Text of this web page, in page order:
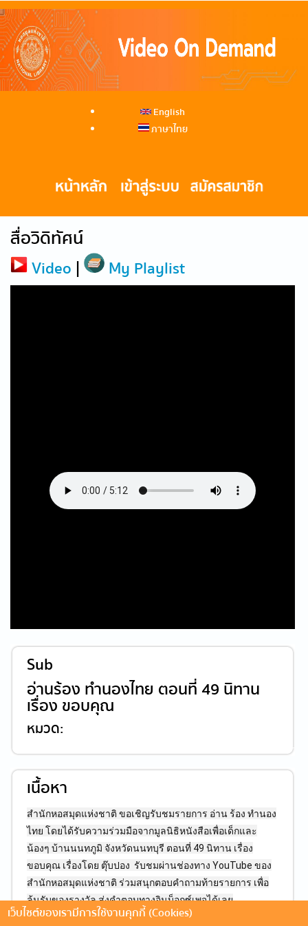
English
ภาษาไทย
สื่อวิดิทัศน์
Video | My Playlist
Sub
อ่านร้อง ทำนองไทย ตอนที่ 49 นิทาน
เรื่อง ขอบคุณ
หมวด:
เนื้อหา
สำนักหอสมุดแห่งชาติ ขอเชิญรับชมรายการ อ่าน ร้อง ทำนอง
ไทย โดยได้รับความร่วมมือจากมูลนิธิหนังสือเพื่อเด็กและ
น้องๆ บ้านนนทภูมิ จังหวัดนนทบุรี ตอนที่ 49 นิทาน เรื่อง
ขอบคุณ เรื่องโดย ตุ๊บปอง รับชมผ่านช่องทาง YouTube ของ
สำนักหอสมุดแห่งชาติ ร่วมสนุกตอบคำถามท้ายรายการ เพื่อ
ลุ้นรับของรางวัล ส่งคำตอบทางอินบ็อกซ์เพจได้เลย
เว็บไซต์ของเรามีการใช้งานคุกกี้ (Cookies)